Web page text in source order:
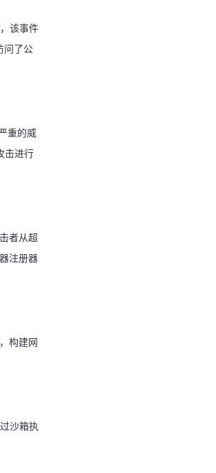
该事件
问了公
重的威
击进行
者从超
注册器
构建网
沙箱执